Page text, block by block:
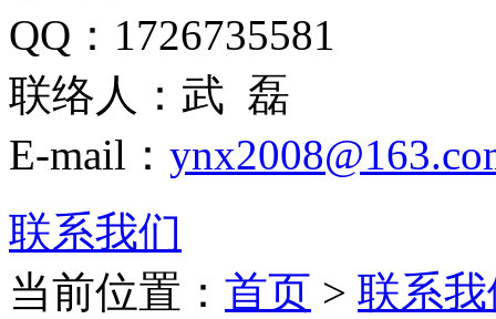
QQ：1726735581
联络人：武 磊
E-mail：
联系我们
当前位置： 首页 > 联系